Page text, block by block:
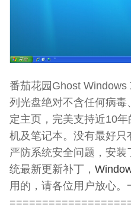
番茄花园Ghost Windows
列光盘绝对不含任何病
定主页，完美支持近10
机及笔记本。没有最好
严防系统安全问题，安
统最新更新补丁，
用的，请各位用户放心